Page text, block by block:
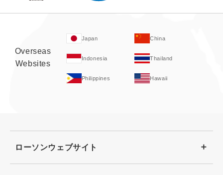
Overseas
Websites
Japan China
Indonesia Thailand
Philippines Hawaii
ローソンウェブサイト